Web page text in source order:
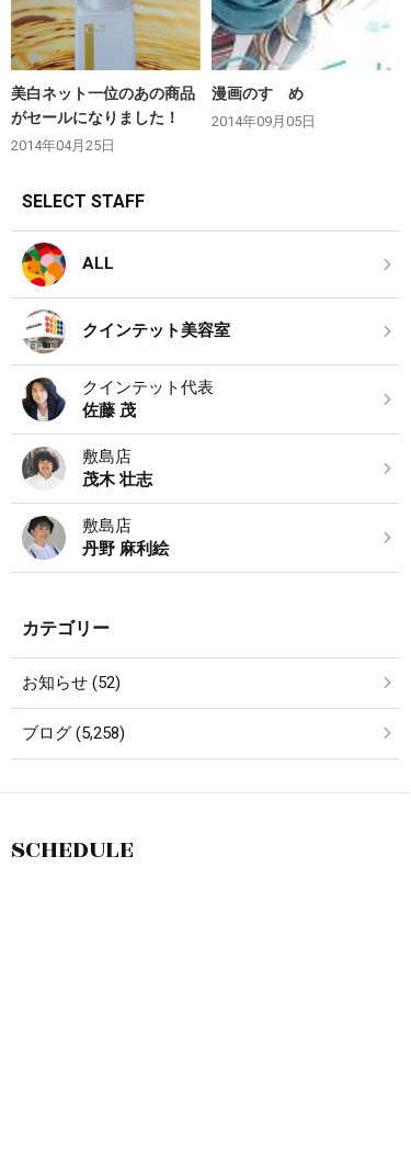
美白ネット一位のあの商品
がセールになりました！
2014年04月25日
漫画のすゝめ
2014年09月05日
SELECT STAFF
ALL
クインテット美容室
クインテット代表
佐藤 茂
敷島店
茂木 壮志
敷島店
丹野 麻利絵
カテゴリー
お知らせ (52)
ブログ (5,258)
SCHEDULE